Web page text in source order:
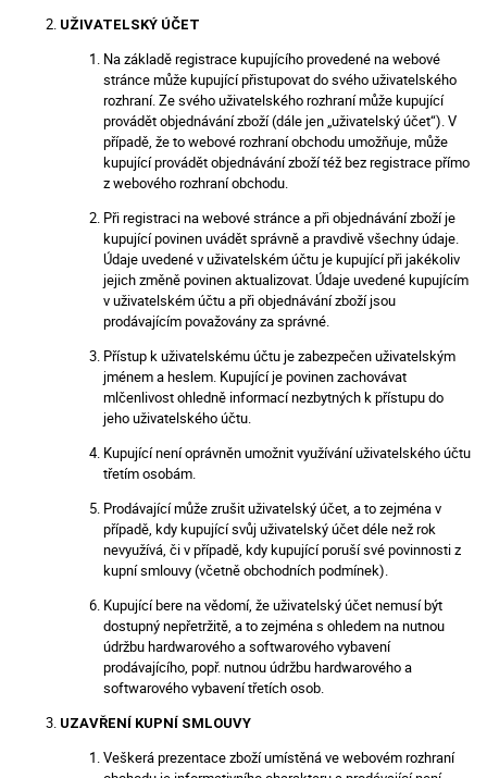
UŽIVATELSKÝ ÚČET
Na základě registrace kupujícího provedené na webové
stránce může kupující přistupovat do svého uživatelského
rozhraní. Ze svého uživatelského rozhraní může kupující
provádět objednávání zboží (dále jen „uživatelský účet“). V
případě, že to webové rozhraní obchodu umožňuje, může
kupující provádět objednávání zboží též bez registrace přímo
z webového rozhraní obchodu.
Při registraci na webové stránce a při objednávání zboží je
kupující povinen uvádět správně a pravdivě všechny údaje.
Údaje uvedené v uživatelském účtu je kupující při jakékoliv
jejich změně povinen aktualizovat. Údaje uvedené kupujícím
v uživatelském účtu a při objednávání zboží jsou
prodávajícím považovány za správné.
Přístup k uživatelskému účtu je zabezpečen uživatelským
jménem a heslem. Kupující je povinen zachovávat
mlčenlivost ohledně informací nezbytných k přístupu do
jeho uživatelského účtu.
Kupující není oprávněn umožnit využívání uživatelského účtu
třetím osobám.
Prodávající může zrušit uživatelský účet, a to zejména v
případě, kdy kupující svůj uživatelský účet déle než rok
nevyužívá, či v případě, kdy kupující poruší své povinnosti z
kupní smlouvy (včetně obchodních podmínek).
Kupující bere na vědomí, že uživatelský účet nemusí být
dostupný nepřetržitě, a to zejména s ohledem na nutnou
údržbu hardwarového a softwarového vybavení
prodávajícího, popř. nutnou údržbu hardwarového a
softwarového vybavení třetích osob.
UZAVŘENÍ KUPNÍ SMLOUVY
Veškerá prezentace zboží umístěná ve webovém rozhraní